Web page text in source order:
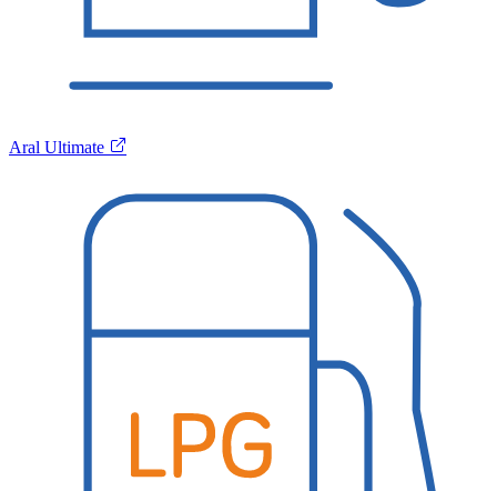
Aral Ultimate